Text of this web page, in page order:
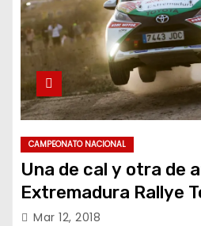
CAMPEONATO NACIONAL
Una de cal y otra de
Extremadura Rallye
Mar 12, 2018